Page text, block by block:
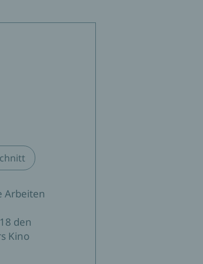
und humorvollen
eins lautet:
wie ein
wie viel in
dies oft ist.«
Arbeiten
den
Kino